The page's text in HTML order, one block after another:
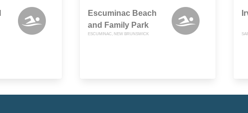
Escuminac Beach
and Family Park
ESCUMINAC, NEW BRUNSWICK